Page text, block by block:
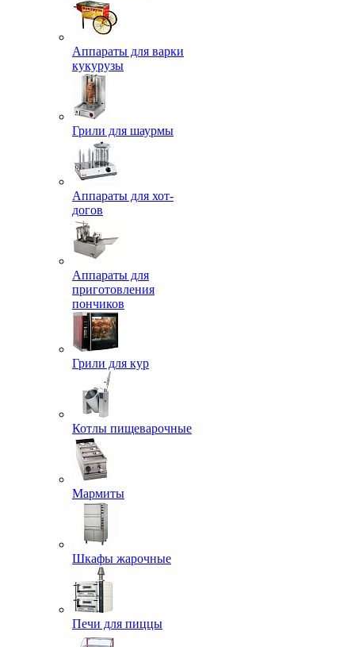
Аппараты для варки
кукурузы
Грили для шаурмы
Аппараты для хот-
догов
Аппараты для
приготовления
пончиков
Грили для кур
Котлы пищеварочные
Мармиты
Шкафы жарочные
Печи для пиццы